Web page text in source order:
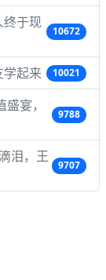
终于现
10672
学起来 10021
宴，
9788
泪，王
9707